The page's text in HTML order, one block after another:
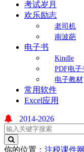
考试岁月
欢乐励志
老司机
南波葩
电子书
Kindle
PDF电子
电子教材
常用软件
Excel应用
2014-2026
你的位置： 注税课件网